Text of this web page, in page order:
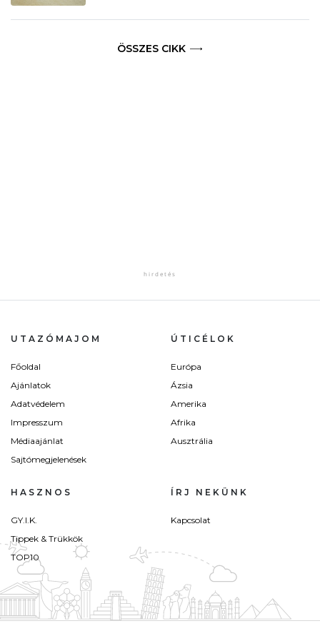
ÖSSZES CIKK
UTAZÓMAJOM
Főoldal
Ajánlatok
Adatvédelem
Impresszum
Médiaajánlat
Sajtómegjelenések
ÚTICÉLOK
Európa
Ázsia
Amerika
Afrika
Ausztrália
HASZNOS
GY.I.K.
Tippek & Trükkök
TOP10
ÍRJ NEKÜNK
Kapcsolat